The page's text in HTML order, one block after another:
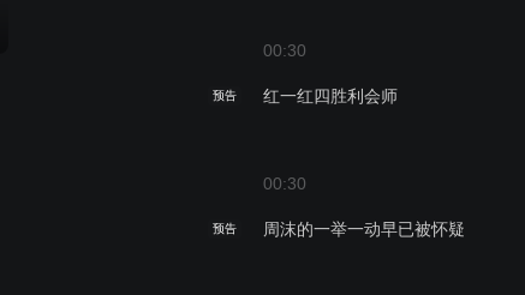
00:30
预告 红一红四胜利会师
00:30
预告 周沫的一举一动早已被怀疑